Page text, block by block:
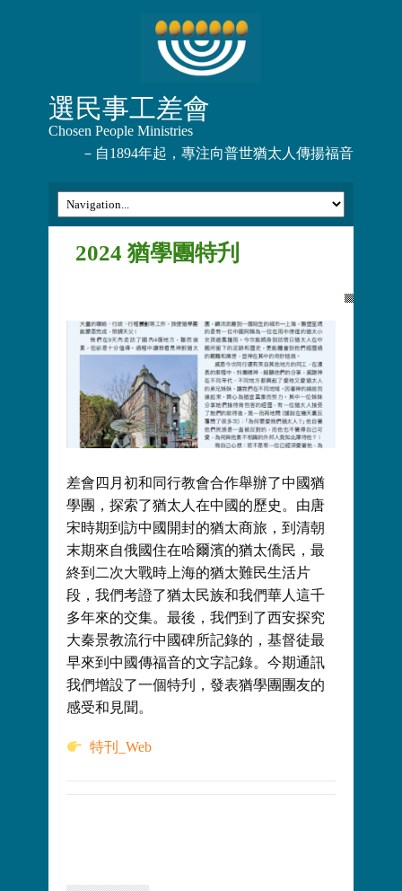
選民事工差會
Chosen People Ministries
－自1894年起，專注向普世猶太人傳揚福音
2024 猶學團特刋
差會四月初和同行教會合作舉辦了中國猶
學團，探索了猶太人在中國的歷史。由唐
宋時期到訪中國開封的猶太商旅，到清朝
末期來自俄國住在哈爾濱的猶太僑民，最
終到二次大戰時上海的猶太難民生活片
段，我們考證了猶太民族和我們華人這千
多年來的交集。最後，我們到了西安探究
大秦景教流行中國碑所記錄的，基督徒最
早來到中國傳福音的文字記錄。今期通訊
我們增設了一個特刋，發表猶學團團友的
感受和見聞。
特刊_Web